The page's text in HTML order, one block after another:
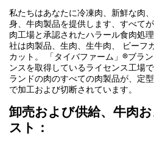
私たちはあなたに冷凍肉、新鮮な肉
身、牛肉製品を提供します、すべて
肉工場と承認されたハラール食肉処
社は肉製品、生肉、生牛肉、 ビーフ
カット。 「タイバファーム」®ブラ
ンスを取得しているライセンス工場
ランドの肉のすべての肉製品が、定
で加工および切断されています。
卸売および供給、牛肉
スト：